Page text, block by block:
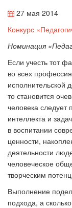
27 мая 2014
Конкурс
Номинация
Если учесть тот
во всех
исполнительской
то становится
человека следует
интеллекта и
в воспитании
ценности,
деятельности
человече­ское
творческим
Выполнение
подхода, а